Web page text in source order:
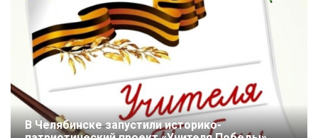
В Челябинске запустили историко-